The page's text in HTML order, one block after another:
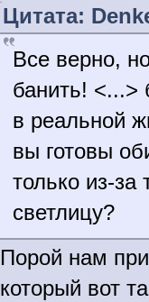
Цитата:
Все верно,
банить! <...>
в реальной
вы готовы
только из-за
светлицу?
Порой нам
который вот